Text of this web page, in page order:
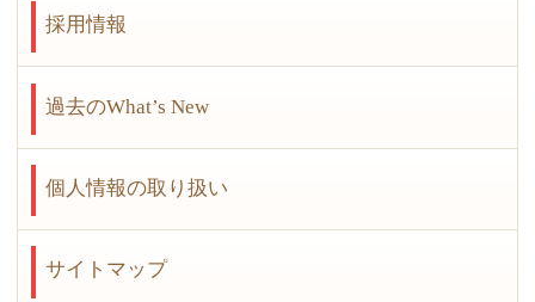
採用情報
過去のWhat’s New
個人情報の取り扱い
サイトマップ